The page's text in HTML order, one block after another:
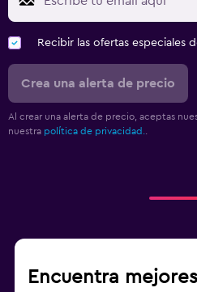
Recibir las ofertas especiales
Crea una alerta de precio
Al crear una alerta de precio, aceptas
nuestra política de privacidad.
Encuentra